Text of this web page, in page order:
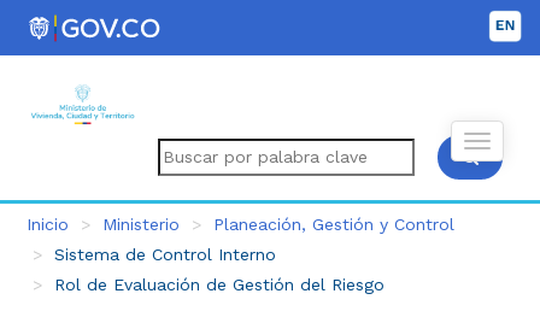
Inicio Ministerio
Planeación, Gestión y Control
Sistema de Control Interno
Rol de Evaluación de Gestión del Riesgo